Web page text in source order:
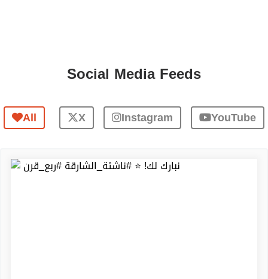
Social Media Feeds
All X Instagram YouTube